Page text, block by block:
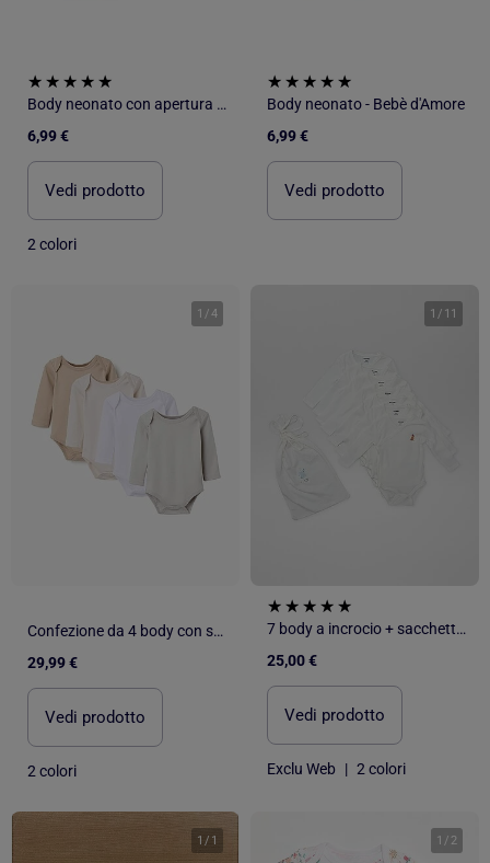
Body neonato con apertura incrociata
6,99 €
Vedi prodotto
2 colori
Body neonato - Bebè d'Amore
6,99 €
Vedi prodotto
1 /4
Confezione da 4 body con spalle sovrapposte spazzolati
29,99 €
Vedi prodotto
2 colori
1 / 11
7 body a incrocio + sacchetto portaoggetti
25,00 €
Vedi prodotto
Exclu Web | 2 colori
1 / 1 1 / 2